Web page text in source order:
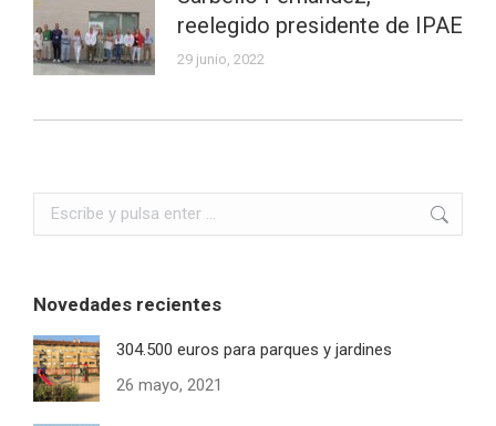
reelegido presidente de IPAE
29 junio, 2022
Buscar:
Novedades recientes
304.500 euros para parques y jardines
26 mayo, 2021